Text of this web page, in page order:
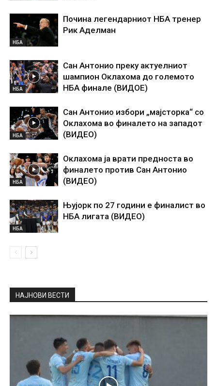
НБА
Почина легендарниот НБА тренер
Рик Аделман
НБА
Сан Антонио преку актуелниот
шампион Оклахома до големото
НБА финале (ВИДОЕ)
НБА
Сан Антонио избори „мајсторка“ со
Оклахома во финалето на западот
(ВИДЕО)
НБА
Оклахома ја врати предноста во
финалето против Сан Антонио
(ВИДЕО)
НБА
Њујорк по 27 години е финалист во
НБА лигата (ВИДЕО)
НАЈНОВИ ВЕСТИ